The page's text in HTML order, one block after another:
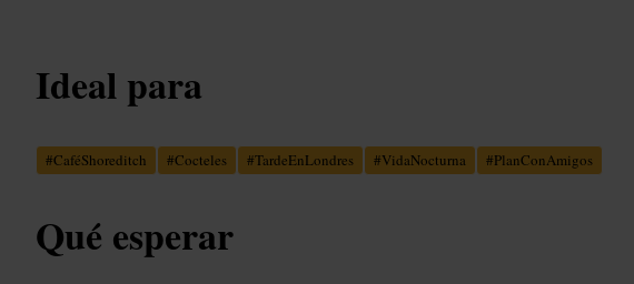
Ideal para
#CaféShoreditch #Cocteles #TardeEnLondres #VidaNocturna #PlanConAmigos
Qué esperar